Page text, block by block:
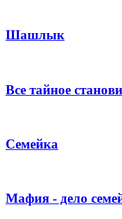
Шашлык
Все тайное
Семейка
Мафия - дело